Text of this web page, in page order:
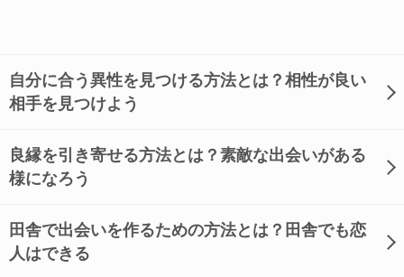
自分に合う異性を見つける方法とは？相性が良い
相手を見つけよう
良縁を引き寄せる方法とは？素敵な出会いがある
様になろう
田舎で出会いを作るための方法とは？田舎でも恋
人はできる